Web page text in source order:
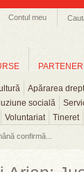
Contul meu
Apărarea
socială
Voluntariat Tineret
PARTENERI
confirmă...